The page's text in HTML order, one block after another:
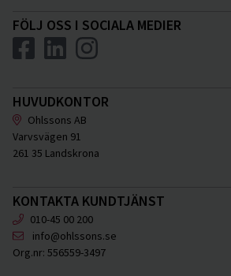
FÖLJ OSS I SOCIALA MEDIER
HUVUDKONTOR
Ohlssons AB
Varvsvägen 91
261 35 Landskrona
KONTAKTA KUNDTJÄNST
010-45 00 200
info@ohlssons.se
Org.nr: 556559-3497